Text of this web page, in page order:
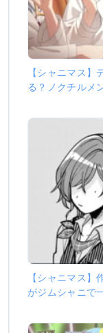
【シャニマス
る？ノクチルメ
【シャニマス
がジムシャニで